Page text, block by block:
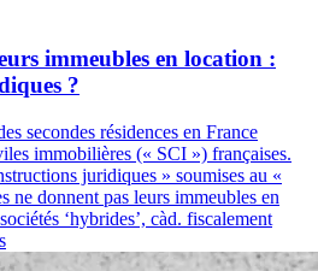
immeubles en location :
?
secondes résidences en France
immobilières (« SCI ») françaises.
juridiques » soumises au «
ne donnent pas leurs immeubles en
‘hybrides’, càd. fiscalement